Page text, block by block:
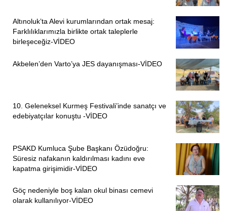
Altınoluk’ta Alevi kurumlarından ortak mesaj:
Farklılıklarımızla birlikte ortak taleplerle
birleşeceğiz-VİDEO
Akbelen’den Varto’ya JES dayanışması-VİDEO
10. Geleneksel Kurmeş Festivali’inde sanatçı ve
edebiyatçılar konuştu -VİDEO
PSAKD Kumluca Şube Başkanı Özüdoğru:
Süresiz nafakanın kaldırılması kadını eve
kapatma girişimidir-VİDEO
Göç nedeniyle boş kalan okul binası cemevi
olarak kullanılıyor-VİDEO